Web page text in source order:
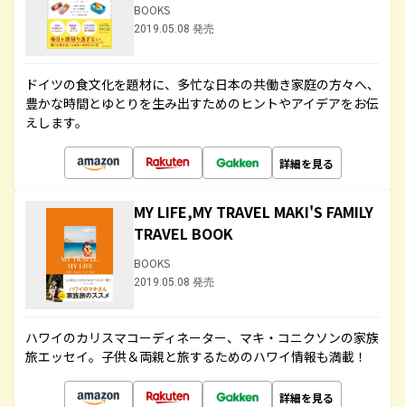
BOOKS
2019.05.08 発売
ドイツの食文化を題材に、多忙な日本の共働き家庭の方々へ、
豊かな時間とゆとりを生み出すためのヒントやアイデアをお伝
えします。
詳細を見る
MY LIFE,MY TRAVEL MAKI'S FAMILY
TRAVEL BOOK
BOOKS
2019.05.08 発売
ハワイのカリスマコーディネーター、マキ・コニクソンの家族
旅エッセイ。子供＆両親と旅するためのハワイ情報も満載！
詳細を見る